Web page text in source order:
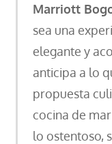
Marriott
sea una
elegante y
anticipa a lo
propuesta
cocina de
lo ostentoso,